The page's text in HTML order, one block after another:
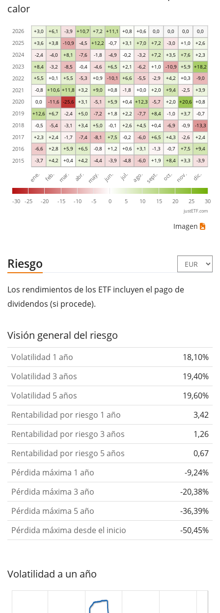
calor
-3,7 +4,2 +0,4 +4,2 -4,4 -3,9 -4,8 -6,0 +1,9 +8,4 +3,3 -3,9
-6,6 +2,8 +5,9 +6,5 -0,8 +1,2 +0,6 +3,1 -1,3 -0,7 +7,5 +9,4
+2,3 +2,4 -1,7 -7,4 -8,1 +7,5 -0,2 -6,0 +6,5 +4,3 -2,6 +2,4
-0,5 -5,4 -3,1 +3,4 +5,0 -0,1 +2,6 +4,5 +0,4 -6,9 -0,9 -13,3
+12,6 +6,7 -2,4 +5,0 -7,2 +1,8 +2,2 -7,7 +8,4 -1,0 +3,7 -0,7
0,0 -11,6 -25,6 +3,1 -5,1 +5,9 +0,4 +12,3 -5,7 +2,0 +20,6 +0,8
-0,8 +10,6 +11,8 +3,2 +9,0 +0,8 -1,8 +0,0 +2,0 +9,4 -2,5 +3,9
+5,5 +0,1 +5,5 -5,3 +0,9 -10,1 +6,6 -5,5 -2,9 +4,2 +0,3 -9,0
+8,4 -3,2 -8,5 -0,4 -4,6 +6,5 +2,1 -6,2 +1,0 -10,9 +5,9 +18,2
-2,4 -4,0 +8,1 -7,6 -1,8 -4,9 -0,2 -3,2 +7,2 +3,5 +7,6 +2,3
+3,6 +3,8 -10,9 -4,5 +12,2 -0,7 +3,1 +7,0 +7,2 -3,0 +1,0 +2,6
+3,0 +6,1 -3,9 +10,7 +7,2 +11,1 +0,8 +0,6 0,0 0,0 0,0 0,0
-30 -25 -20 -15 -10 -5 0 5 10 15 20 25 30
ene. feb. mar. abr. may. jun. jul. ago. sept. oct. nov. dic.
2015
2016
2017
2018
2019
2020
2021
2022
2023
2024
2025
2026
justETF.com
Imagen
Riesgo
Los rendimientos de los ETF incluyen el pago de
dividendos (si procede).
Visión general del riesgo
Volatilidad 1 año
18,10%
Volatilidad 3 años
19,40%
Volatilidad 5 años
19,60%
Rentabilidad por riesgo 1 año
3,42
Rentabilidad por riesgo 3 años
1,26
Rentabilidad por riesgo 5 años
0,67
Pérdida máxima 1 año
-9,24%
Pérdida máxima 3 año
-20,38%
Pérdida máxima 5 año
-36,39%
Pérdida máxima desde el inicio
-50,45%
Volatilidad a un año